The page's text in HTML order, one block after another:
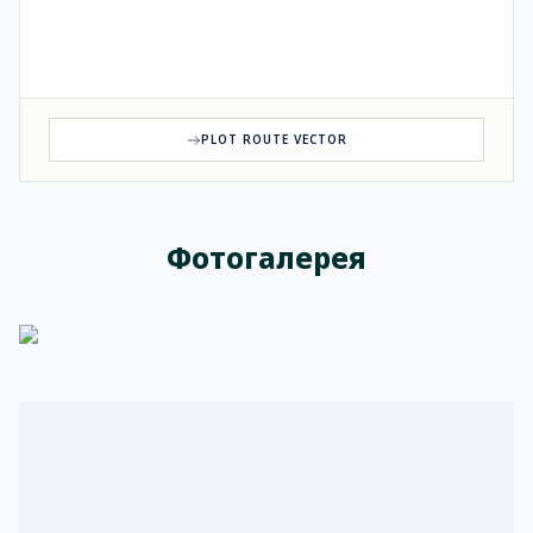
PLOT ROUTE VECTOR
Фотогалерея